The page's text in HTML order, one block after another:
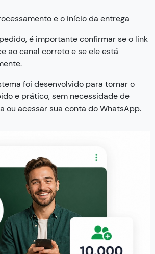
e o início da entrega
é importante confirmar se o link
ao canal correto e se ele está
foi desenvolvido para tornar o
e prático, sem necessidade de
ou acessar sua conta do WhatsApp.